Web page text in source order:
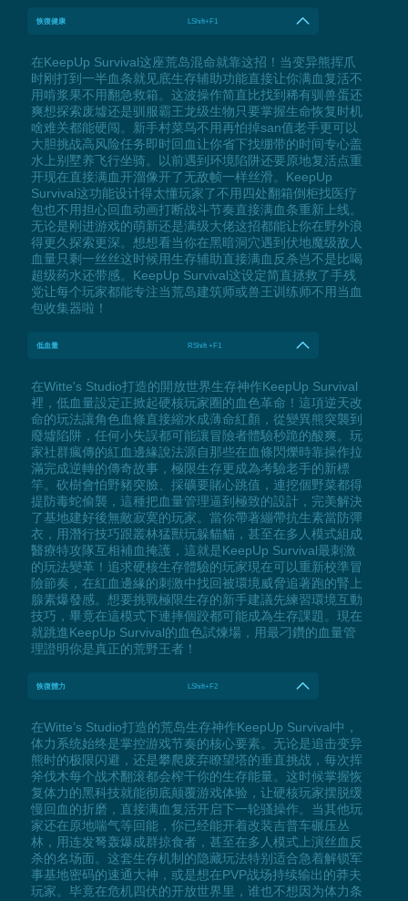
恢復健康 LShift+F1
在KeepUp Survival这座荒岛混命就靠这招！当变异熊挥爪
时刚打到一半血条就见底生存辅助功能直接让你满血复活不
用啃浆果不用翻急救箱。这波操作简直比找到稀有驯兽蛋还
爽想探索废墟还是驯服霸王龙级生物只要掌握生命恢复时机
啥难关都能硬闯。新手村菜鸟不用再怕掉san值老手更可以
大胆挑战高风险任务即时回血让你省下找绷带的时间专心盖
水上别墅养飞行坐骑。以前遇到环境陷阱还要原地复活点重
开现在直接满血开溜像开了无敌帧一样丝滑。KeepUp
Survival这功能设计得太懂玩家了不用四处翻箱倒柜找医疗
包也不用担心回血动画打断战斗节奏直接满血条重新上线。
无论是刚进游戏的萌新还是满级大佬这招都能让你在野外浪
得更久探索更深。想想看当你在黑暗洞穴遇到伏地魔级敌人
血量只剩一丝丝这时候用生存辅助直接满血反杀岂不是比喝
超级药水还带感。KeepUp Survival这设定简直拯救了手残
党让每个玩家都能专注当荒岛建筑师或兽王训练师不用当血
包收集器啦！
低血量 RShift +F1
在Witte's Studio打造的開放世界生存神作KeepUp Survival
裡，低血量設定正掀起硬核玩家圈的血色革命！這項逆天改
命的玩法讓角色血條直接縮水成薄命紅顏，從變異熊突襲到
廢墟陷阱，任何小失誤都可能讓冒險者體驗秒跪的酸爽。玩
家社群瘋傳的紅血邊緣說法源自那些在血條閃爍時靠操作拉
滿完成逆轉的傳奇故事，極限生存更成為考驗老手的新標
竿。砍樹會怕野豬突臉、採礦要賭心跳值，連挖個野菜都得
提防毒蛇偷襲，這種把血量管理逼到極致的設計，完美解決
了基地建好後無敵寂寞的玩家。當你帶著繃帶抗生素當防彈
衣，用潛行技巧跟叢林猛獸玩躲貓貓，甚至在多人模式組成
醫療特攻隊互相補血掩護，這就是KeepUp Survival最刺激
的玩法變革！追求硬核生存體驗的玩家現在可以重新校準冒
險節奏，在紅血邊緣的刺激中找回被環境威脅追著跑的腎上
腺素爆發感。想要挑戰極限生存的新手建議先練習環境互動
技巧，畢竟在這模式下連摔個跤都可能成為生存課題。現在
就跳進KeepUp Survival的血色試煉場，用最刁鑽的血量管
理證明你是真正的荒野王者！
恢復體力 LShift+F2
在Witte’s Studio打造的荒岛生存神作KeepUp Survival中，
体力系统始终是掌控游戏节奏的核心要素。无论是追击变异
熊时的极限闪避，还是攀爬废弃瞭望塔的垂直挑战，每次挥
斧伐木每个战术翻滚都会榨干你的生存能量。这时候掌握恢
复体力的黑科技就能彻底颠覆游戏体验，让硬核玩家摆脱缓
慢回血的折磨，直接满血复活开启下一轮骚操作。当其他玩
家还在原地喘气等回能，你已经能开着改装吉普车碾压丛
林，用连发弩轰爆成群掠食者，甚至在多人模式上演丝血反
杀的名场面。这套生存机制的隐藏玩法特别适合急着解锁军
事基地密码的速通大神，或是想在PVP战场持续输出的莽夫
玩家。毕竟在危机四伏的开放世界里，谁也不想因为体力条